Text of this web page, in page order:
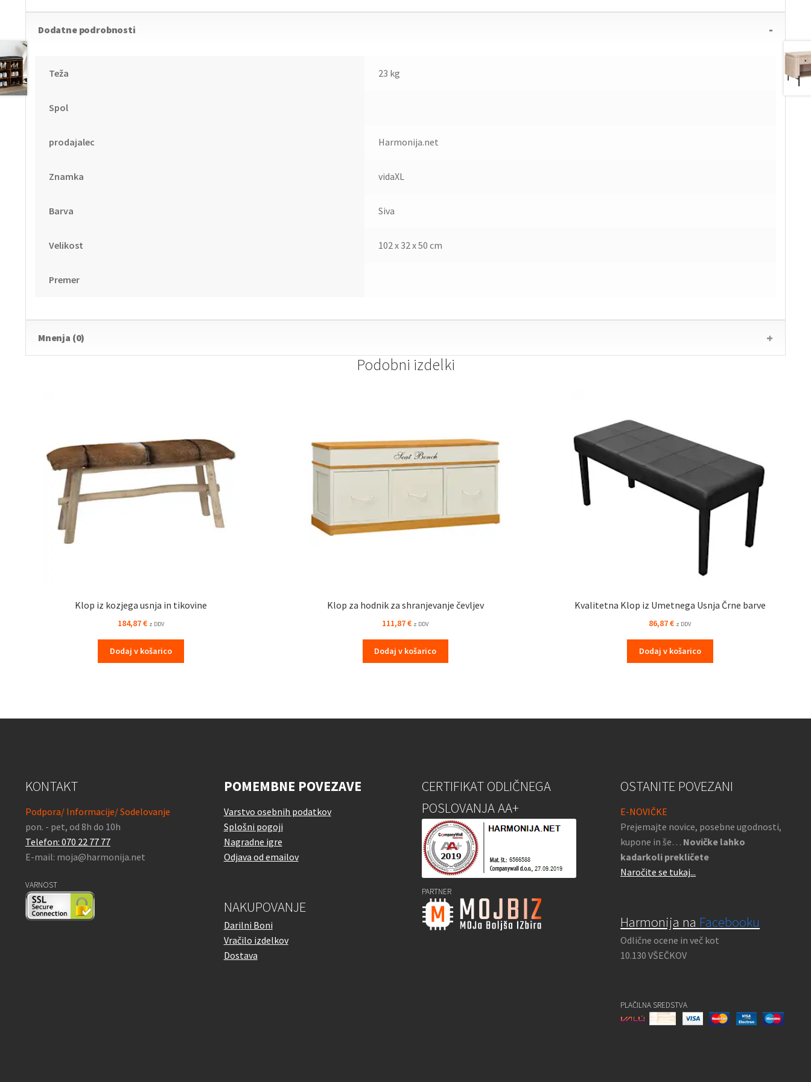
Dodatne podrobnosti
Teža 23 kg
Spol
prodajalec Harmonija.net
Znamka vidaXL
Barva Siva
Velikost 102 x 32 x 50 cm
Premer
Mnenja (0)
Podobni izdelki
Klop iz kozjega usnja in tikovine
184,87€ z DDV
Dodaj v košarico
Klop za hodnik za shranjevanje čevljev
111,87€ z DDV
Dodaj v košarico
Kvalitetna Klop iz Umetnega Usnja Črne barve
86,87€ z DDV
Dodaj v košarico
KONTAKT
Podpora/ Informacije/ Sodelovanje
pon. - pet, od 8h do 10h
Telefon: 070 22 77 77
E-mail: moja@harmonija.net
VARNOST
POMEMBNE POVEZAVE
Varstvo osebnih podatkov
Splošni pogoji
Nagradne igre
Odjava od emailov
NAKUPOVANJE
Darilni Boni
Vračilo izdelkov
Dostava
CERTIFIKAT ODLIČNEGA
POSLOVANJA AA+
PARTNER
OSTANITE POVEZANI
E-NOVIČKE
Prejemajte novice, posebne ugodnosti,
kupone in še… Novičke lahko
kadarkoli prekličete
Naročite se tukaj...
Harmonija na Facebooku
Odlične ocene in več kot
10.130 VŠEČKOV
PLAČILNA SREDSTVA